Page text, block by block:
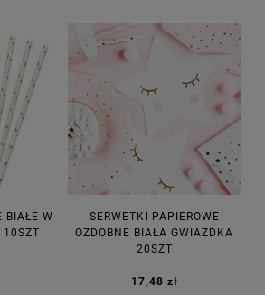
BIAŁE W
10SZT
SERWETKI PAPIEROWE
OZDOBNE BIAŁA GWIAZDKA
20SZT
17,48 zł